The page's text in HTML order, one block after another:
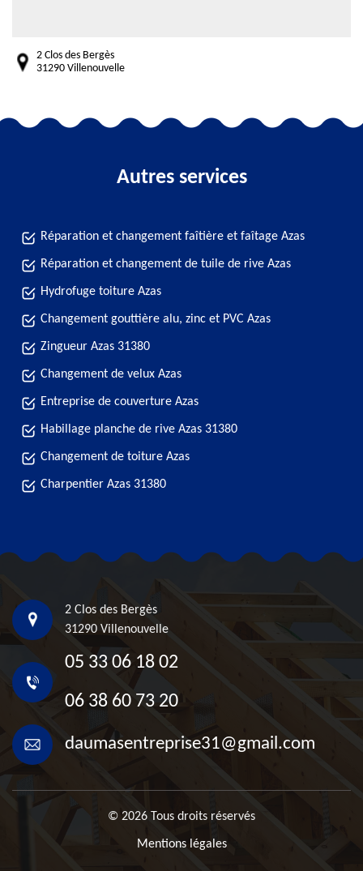
2 Clos des Bergès
31290 Villenouvelle
Autres services
Réparation et changement faîtière et faîtage Azas
Réparation et changement de tuile de rive Azas
Hydrofuge toiture Azas
Changement gouttière alu, zinc et PVC Azas
Zingueur Azas 31380
Changement de velux Azas
Entreprise de couverture Azas
Habillage planche de rive Azas 31380
Changement de toiture Azas
Charpentier Azas 31380
2 Clos des Bergès
31290 Villenouvelle
05 33 06 18 02
06 38 60 73 20
daumasentreprise31@gmail.com
© 2026 Tous droits réservés
Mentions légales